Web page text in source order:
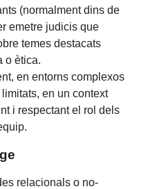
(normalment dins de
emetre judicis que
temes destacats
o ètica.
en entorns complexos
en un context
i respectant el rol dels
relacionals o no-